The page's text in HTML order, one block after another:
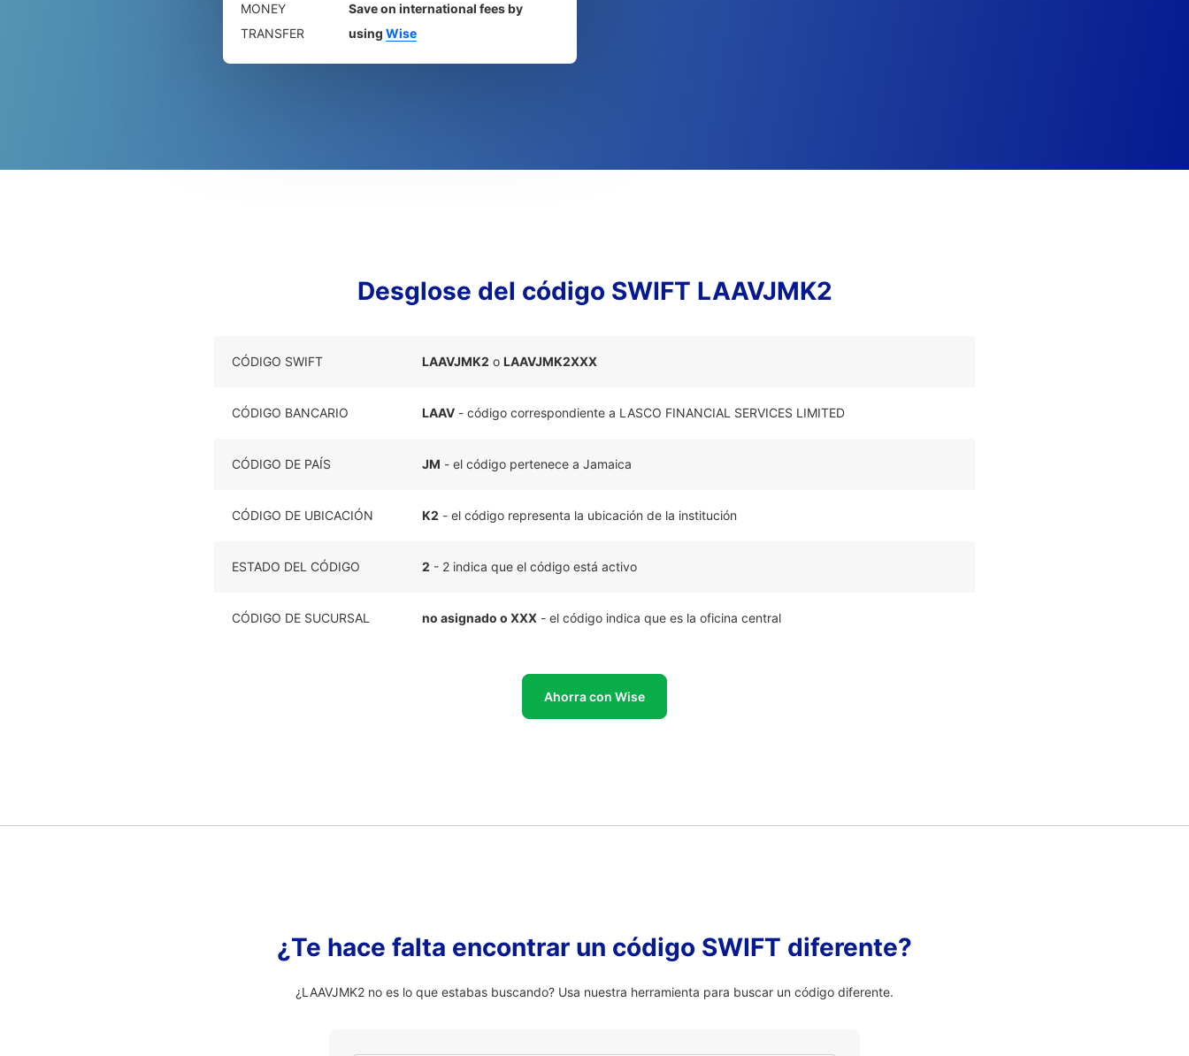
MONEY
TRANSFER
Save on international fees by
using Wise
Desglose del código SWIFT LAAVJMK2
CÓDIGO SWIFT LAAVJMK2 o LAAVJMK2XXX
CÓDIGO BANCARIO LAAV - código correspondiente a LASCO FINANCIAL SERVICES LIMITED
CÓDIGO DE PAÍS JM - el código pertenece a Jamaica
CÓDIGO DE UBICACIÓN K2 - el código representa la ubicación de la institución
ESTADO DEL CÓDIGO 2 - 2 indica que el código está activo
CÓDIGO DE SUCURSAL no asignado o XXX - el código indica que es la oficina central
Ahorra con Wise
¿Te hace falta encontrar un código SWIFT diferente?
¿LAAVJMK2 no es lo que estabas buscando? Usa nuestra herramienta para buscar un código diferente.